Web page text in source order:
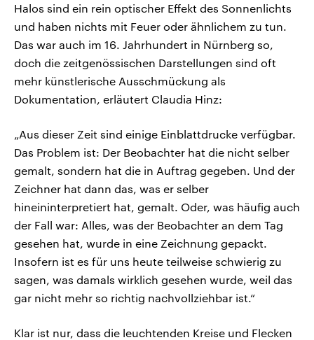
Halos sind ein rein optischer Effekt des Sonnenlichts
und haben nichts mit Feuer oder ähnlichem zu tun.
Das war auch im 16. Jahrhundert in Nürnberg so,
doch die zeitgenössischen Darstellungen sind oft
mehr künstlerische Ausschmückung als
Dokumentation, erläutert Claudia Hinz:
„Aus dieser Zeit sind einige Einblattdrucke verfügbar.
Das Problem ist: Der Beobachter hat die nicht selber
gemalt, sondern hat die in Auftrag gegeben. Und der
Zeichner hat dann das, was er selber
hineininterpretiert hat, gemalt. Oder, was häufig auch
der Fall war: Alles, was der Beobachter an dem Tag
gesehen hat, wurde in eine Zeichnung gepackt.
Insofern ist es für uns heute teilweise schwierig zu
sagen, was damals wirklich gesehen wurde, weil das
gar nicht mehr so richtig nachvollziehbar ist.“
Klar ist nur, dass die leuchtenden Kreise und Flecken